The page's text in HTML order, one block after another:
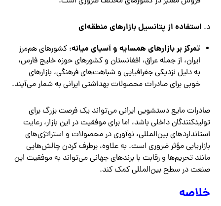
د. استفاده از پتانسیل بازارهای منطقه‌ای
تمرکز بر بازارهای همسایه و آسیای میانه: کشورهای هم‌مرز
ایران، از جمله عراق، افغانستان و کشورهای حوزه خلیج فارس،
به دلیل نزدیکی جغرافیایی و شباهت‌های فرهنگی، بازارهای
خوبی برای صادرات محصولات بهداشتی ایرانی به شمار می‌آیند.
صادرات مایع دستشویی ایرانی می‌تواند یک فرصت بزرگ برای
تولیدکنندگان داخلی باشد، اما برای موفقیت در این بازار، رعایت
استانداردهای بین‌المللی، نوآوری در محصولات و استراتژی‌های
بازاریابی مؤثر ضروری است. به علاوه، برطرف کردن چالش‌هایی
مانند تحریم‌ها و رقابت با برندهای جهانی می‌تواند به موفقیت این
صنعت در سطح بین‌المللی کمک کند.
خلاصه